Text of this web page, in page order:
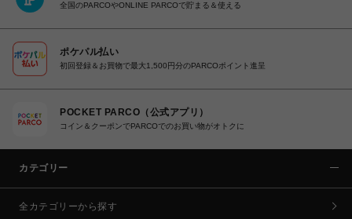
全国のPARCOやONLINE PARCOで貯まる＆使える
ポケパル払い
初回登録＆お買物で最大1,500円分のPARCOポイント進呈
POCKET PARCO（公式アプリ）
コイン＆クーポンでPARCOでのお買い物がオトクに
カテゴリー
全カテゴリーから探す